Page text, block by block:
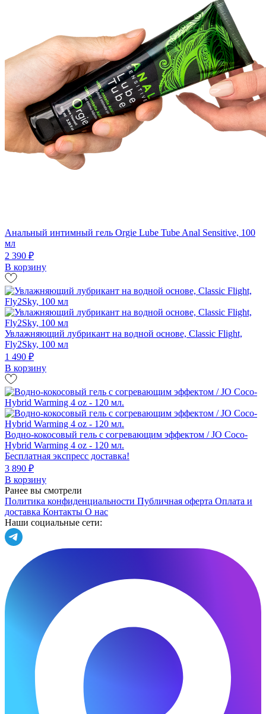
Анальный интимный гель Orgie Lube Tube Anal Sensitive, 100
мл
2 390 ₽
В корзину
Увлажняющий лубрикант на водной основе, Classic Flight,
Fly2Sky, 100 мл
1 490 ₽
В корзину
Водно-кокосовый гель с согревающим эффектом / JO Coco-
Hybrid Warming 4 oz - 120 мл.
Бесплатная экспресс доставка!
3 890 ₽
В корзину
Ранее вы смотрели
Политика конфиденциальности Публичная оферта Оплата и
доставка Контакты О нас
Наши социальные сети: